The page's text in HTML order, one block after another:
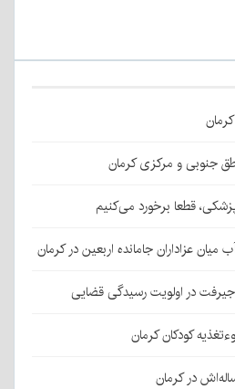
جنوبی و مرکزی کرمان
قطعا برخورد می‌کنیم
در اولویت رسیدگی قضایی
کودکان کرمان